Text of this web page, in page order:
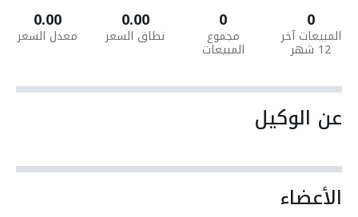
0
المبيعات آخر
12 شهر
0
مجموع
المبيعات
0.00
نطاق السعر
0.00
معدل السعر
عن الوكيل
الأعضاء